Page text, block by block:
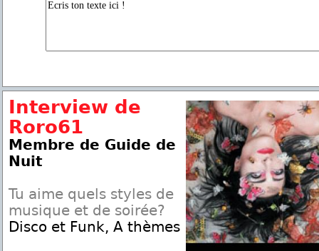
Interview de
Roro61
Membre de Guide de
Nuit
Tu aime quels styles de
musique et de soirée?
Disco et Funk, A thèmes